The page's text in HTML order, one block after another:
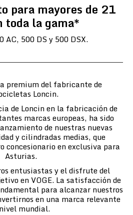
para mayores de 21
toda la gama*
AC, 500 DS y 500 DSX.
premium del fabricante de
Loncin.
de Loncin en la fabricación de
marcas europeas, ha sido
de nuestras nuevas
y cilindradas medias, que
concesionario en exclusiva para
Asturias.
entusiastas y el disfrute del
en VOGE. La satisfacción de
para alcanzar nuestros
en una marca relevante
mundial.